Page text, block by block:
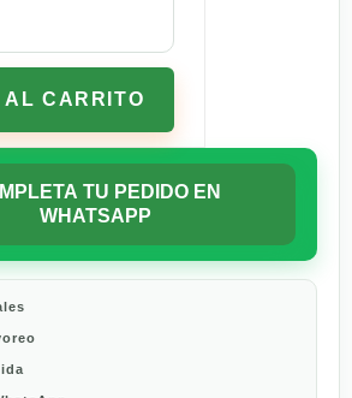
CARRITO
TU PEDIDO EN
WHATSAPP